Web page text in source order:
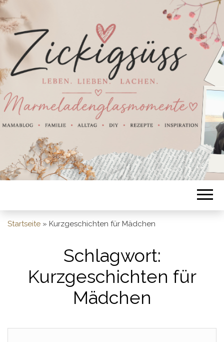
Startseite » Kurzgeschichten für Mädchen
Schlagwort:
Kurzgeschichten für
Mädchen